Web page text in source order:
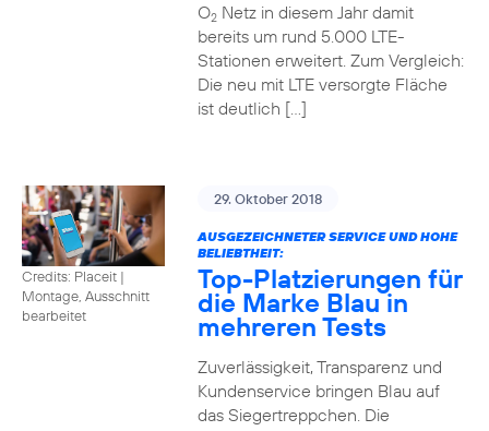
O2Netz in diesem Jahr damit
bereits um rund 5.000 LTE-
Stationen erweitert. Zum Vergleich:
Die neu mit LTE versorgte Fläche
ist deutlich […]
Credits: Placeit |
Montage, Ausschnitt
bearbeitet
29. Oktober 2018
AUSGEZEICHNETER SERVICE UND HOHE
BELIEBTHEIT:
Top-Platzierungen für
die Marke Blau in
mehreren Tests
Zuverlässigkeit, Transparenz und
Kundenservice bringen Blau auf
das Siegertreppchen. Die